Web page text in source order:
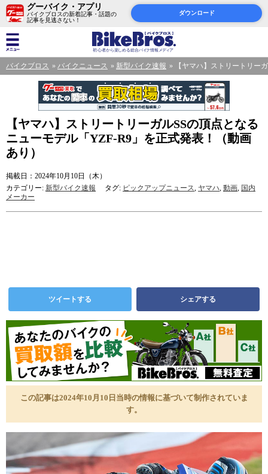
グーバイク・アプリ
バイクブロスの新着記事・話題の
記事を見逃さない！
ダウンロード
バイクブロス バイクニュース 新型バイク速報 【ヤマハ】ストリートリー
【ヤマハ】ストリートリーガルSSの頂点となる
ニューモデル「YZF-R9」を正式発表！（動画
あり）
掲載日：2024年10月10日（木）
カテゴリー: 新型バイク速報 タグ: ピックアップニュース, ヤマハ, 動画, 国内
メーカー
ツイートする シェアする
この記事は2024年10月10日当時の情報に基づいて制作されていま
す。